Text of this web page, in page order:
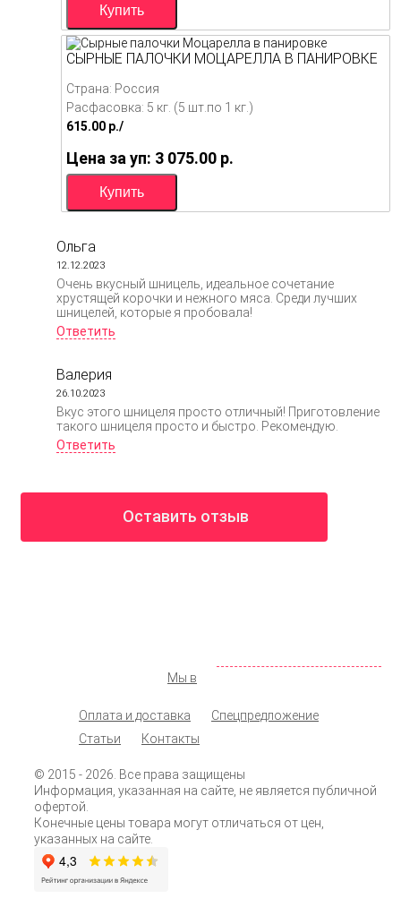
СЫРНЫЕ ПАЛОЧКИ МОЦАРЕЛЛА В ПАНИРОВКЕ
Страна: Россия
Расфасовка: 5 кг. (5 шт.по 1 кг.)
615.00 p./
Цена за уп: 3 075.00 p.
Ольга
12.12.2023
Очень вкусный шницель, идеальное сочетание
хрустящей корочки и нежного мяса. Среди лучших
шницелей, которые я пробовала!
Ответить
Валерия
26.10.2023
Вкус этого шницеля просто отличный! Приготовление
такого шницеля просто и быстро. Рекомендую.
Ответить
Оставить отзыв
Мы в
Оплата и доставка
Спецпредложение
Статьи
Контакты
© 2015 - 2026. Все права защищены
Информация, указанная на сайте, не является публичной
офертой.
Конечные цены товара могут отличаться от цен,
указанных на сайте.